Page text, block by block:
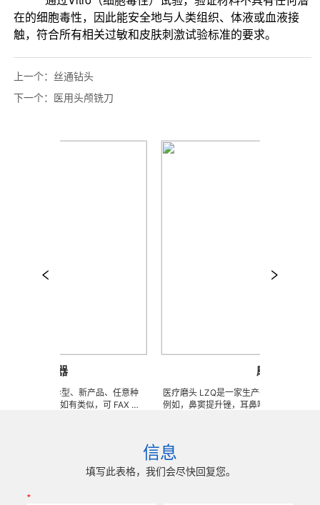
上一个： 丝通钻头
下一个： 医用头颅铣刀
非标、异型、新产品、任意种
加工。 ※ 如有类似，可 FAX 地
磨头
医疗磨头 LZQ是一家生产各种医用锉的OEM
例如，鼻窦提升锉，耳鼻喉科锉， 球钻，
具。 我们使用不锈钢，金刚石和钨钢材料。 我们可以根
据客户提供的任意图纸或者样品来生产任何锉
信息
填写此表格，我们会尽快回复您。
*